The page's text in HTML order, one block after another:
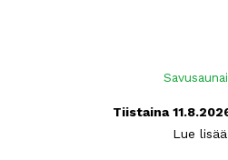
Tiistaina
Lue lisää